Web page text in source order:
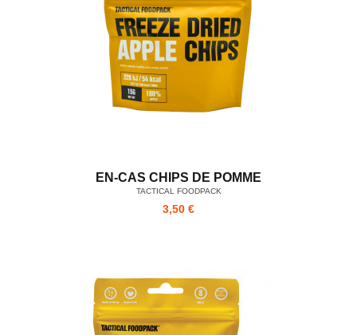
EN-CAS CHIPS DE POMME
TACTICAL FOODPACK
3,50 €